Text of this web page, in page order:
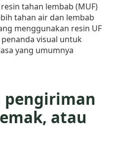
tahan lembab (MUF)
tahan air dan lembab
menggunakan resin UF
visual untuk
yang umumnya
pengiriman
atau